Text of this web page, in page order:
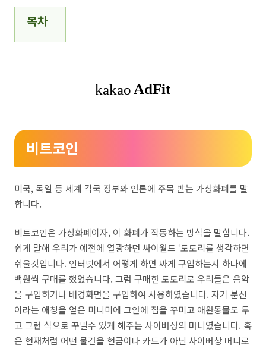
목차
비트코인
미국, 독일 등 세계 각국 정부와 언론에 주목 받는 가상화폐를 말
합니다.
비트코인은 가상화폐이자, 이 화폐가 작동하는 방식을 말합니다.
쉽게 말해 우리가 예전에 열광하던 싸이월드 ‘도토리를 생각하면
쉬울것입니다. 인터넷에서 어떻게 하면 싸게 구입하는지 하나에
백원씩 구매를 했었습니다. 그럼 구매한 도토리로 우리들은 음악
을 구입하거나 배경화면을 구입하여 사용하였습니다. 자기 분신
이라는 애칭을 얻은 미니미에 그안에 집을 꾸미고 애완동물도 두
고 그런 식으로 꾸밀수 있게 해주는 사이버상의 머니였습니다. 혹
은 현재처럼 어떤 물건을 현금이나 카드가 아닌 사이버상 머니로